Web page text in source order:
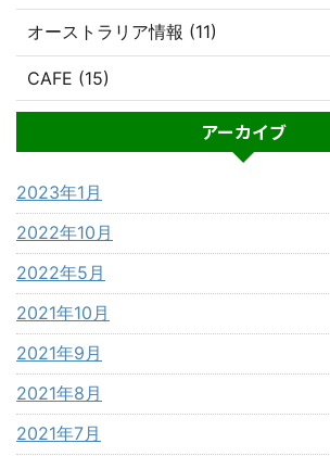
オーストラリア情報 (11)
CAFE (15)
アーカイブ
2023年1月
2022年10月
2022年5月
2021年10月
2021年9月
2021年8月
2021年7月